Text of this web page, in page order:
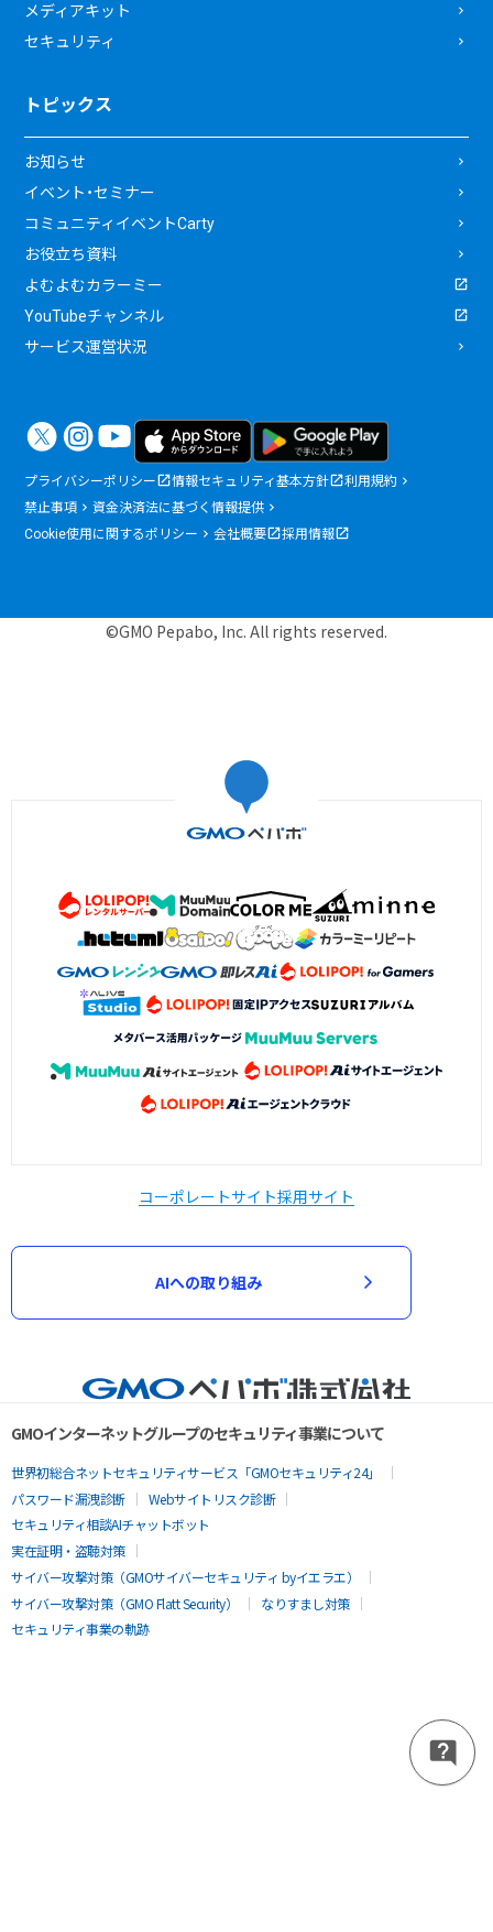
メディアキット
セキュリティ
トピックス
お知らせ
イベント・セミナー
コミュニティイベントCarty
お役立ち資料
よむよむカラーミー
YouTubeチャンネル
サービス運営状況
プライバシーポリシー 情報セキュリティ基本方針
利用規約
禁止事項
資金決済法に基づく情報提供
Cookie使用に関するポリシー
会社概要 採用情報
©GMO Pepabo, Inc. All rights reserved.
コーポレートサイト採用サイト
AIへの取り組み
GMOインターネットグループのセキュリティ事業について
世界初総合ネットセキュリティサービス「GMOセキュリティ24」
パスワード漏洩診断
Webサイトリスク診断
セキュリティ相談AIチャットボット
実在証明・盗聴対策
サイバー攻撃対策（GMOサイバーセキュリティ byイエラエ）
サイバー攻撃対策（GMO Flatt Security）
なりすまし対策
セキュリティ事業の軌跡